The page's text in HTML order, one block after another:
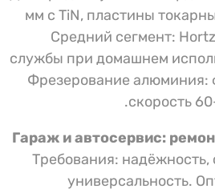
мм с TiN, пластины
Средний сегмент:
службы при домашнем
Фрезерование алюминия:
скорость
Гараж и автосервис:
Требования: надёжность,
универсальность.